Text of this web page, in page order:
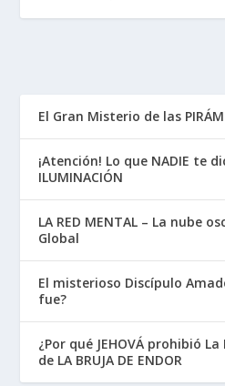
El Gran Misterio de las
¡Atención! Lo que NADIE te
ILUMINACIÓN
LA RED MENTAL – La nube
Global
El misterioso Discípulo
fue?
¿Por qué JEHOVÁ prohibió
de LA BRUJA DE ENDOR